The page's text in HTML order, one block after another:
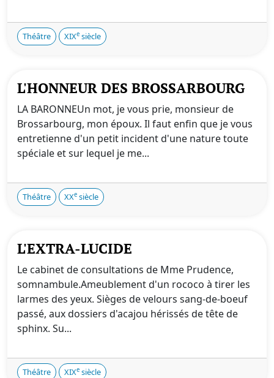
Théâtre XIXe siècle
L'HONNEUR DES BROSSARBOURG
LA BARONNEUn mot, je vous prie, monsieur de
Brossarbourg, mon époux. Il faut enfin que je vous
entretienne d'un petit incident d'une nature toute
spéciale et sur lequel je me...
Théâtre XXe siècle
L'EXTRA-LUCIDE
Le cabinet de consultations de Mme Prudence,
somnambule.Ameublement d'un rococo à tirer les
larmes des yeux. Sièges de velours sang-de-boeuf
passé, aux dossiers d'acajou hérissés de tête de
sphinx. Su...
Théâtre XIXe siècle